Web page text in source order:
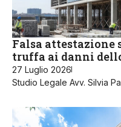
Falsa attestazione
truffa ai danni
27 Luglio 2026
Studio Legale Avv. Silvia